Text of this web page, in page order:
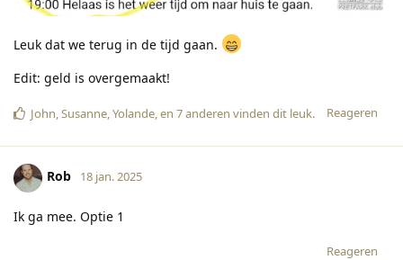
Leuk dat we terug in de tijd gaan.
Edit: geld is overgemaakt!
Reageren
John,Susanne,Yolande, en 7anderen vinden dit leuk.
Rob 18 jan. 2025
Ik ga mee. Optie 1
Reageren